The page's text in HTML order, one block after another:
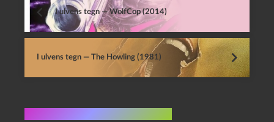
I ulvens tegn — WolfCop (2014)
I ulvens tegn — The Howling (1981)